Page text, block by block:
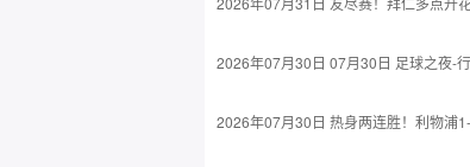
2026年07月30日 07月30日 足球之夜-
2026年07月30日 热身两连胜！利物浦